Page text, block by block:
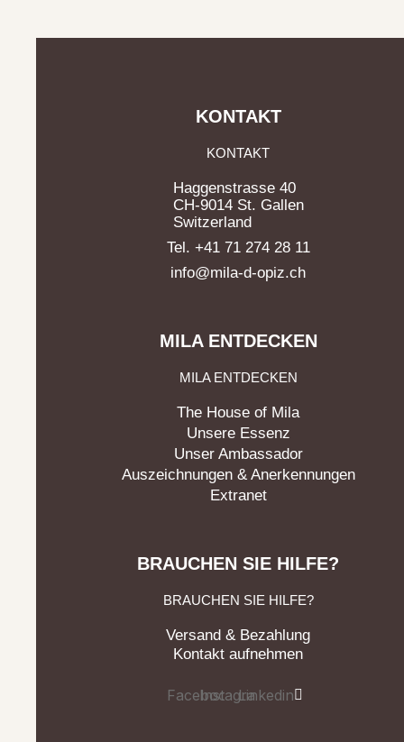
KONTAKT
KONTAKT
Haggenstrasse 40
CH-9014 St. Gallen
Switzerland
Tel. +41 71 274 28 11
info@mila-d-opiz.ch
MILA ENTDECKEN
MILA ENTDECKEN
The House of Mila
Unsere Essenz
Unser Ambassador
Auszeichnungen & Anerkennungen
Extranet
BRAUCHEN SIE HILFE?
BRAUCHEN SIE HILFE?
Versand & Bezahlung
Kontakt aufnehmen
FacebookInstagram
Linkedin